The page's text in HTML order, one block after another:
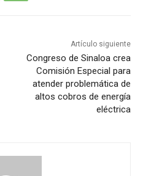
Artículo siguiente
Congreso de Sinaloa crea
Comisión Especial para
atender problemática de
altos cobros de energía
eléctrica